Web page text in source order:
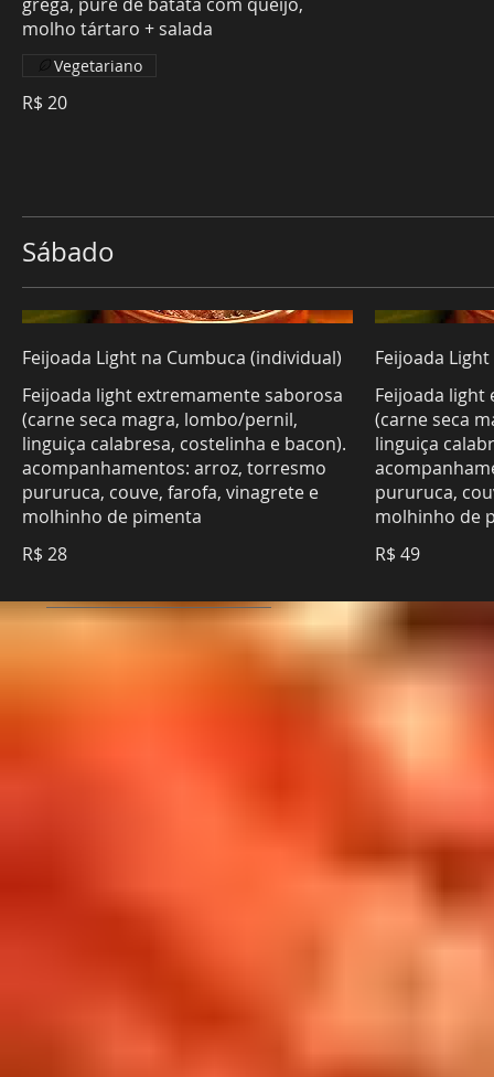
molho tártaro + salada
R$ 20
Vegetariano
Sábado
Feijoada Light na Cumbuca (individual)
Feijoada light extremamente saborosa
(carne seca magra, lombo/pernil,
linguiça calabresa, costelinha e bacon).
acompanhamentos: arroz, torresmo
pururuca, couve, farofa, vinagrete e
molhinho de pimenta
R$ 28
Feijoada
Feijoada
(carne seca
linguiça
pururuca,
molhinho de
R$ 49